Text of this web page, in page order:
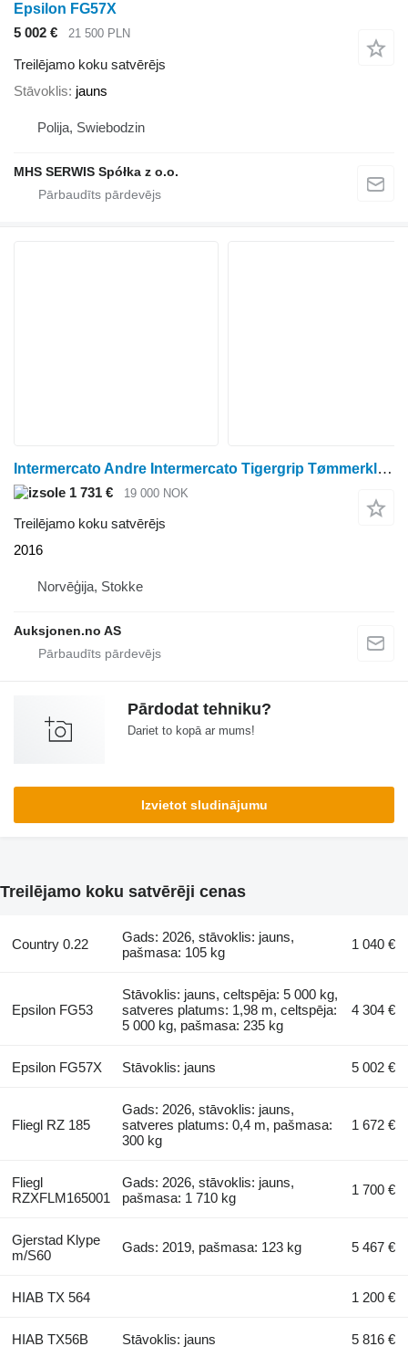
Epsilon FG57X
5 002 €
21 500 PLN
Treilējamo koku satvērējs
Stāvoklis jauns
Polija, Swiebodzin
MHS SERWIS Spółka z o.o.
Intermercato Andre Intermercato Tigergrip Tømmerklype - S60
1 731 € 19 000 NOK
Treilējamo koku satvērējs
2016
Norvēģija, Stokke
Auksjonen.no AS
Pārdodat tehniku?
Dariet to kopā ar mums!
Izvietot sludinājumu
Treilējamo koku satvērēji cenas
Country 0.22
Gads: 2026, stāvoklis: jauns,
pašmasa: 105 kg
1 040 €
Epsilon FG53
Stāvoklis: jauns, celtspēja: 5 000 kg,
satveres platums: 1,98 m, celtspēja:
5 000 kg, pašmasa: 235 kg
4 304 €
Epsilon FG57X Stāvoklis: jauns 5 002 €
Fliegl RZ 185
Gads: 2026, stāvoklis: jauns,
satveres platums: 0,4 m, pašmasa:
300 kg
1 672 €
Fliegl
RZXFLM165001
Gads: 2026, stāvoklis: jauns,
pašmasa: 1 710 kg
1 700 €
Gjerstad Klype
m/S60
Gads: 2019, pašmasa: 123 kg 5 467 €
HIAB TX 564 1 200 €
HIAB TX56B Stāvoklis: jauns 5 816 €